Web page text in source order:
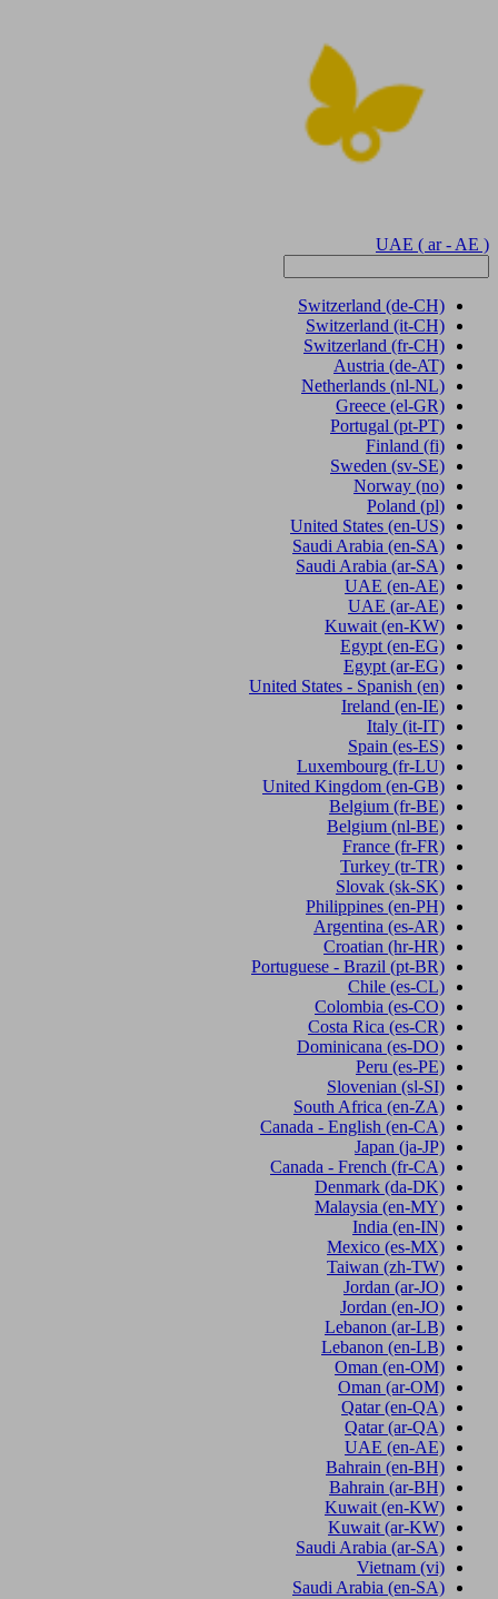
UAE ( ar - AE )
Switzerland (de-CH)
Switzerland (it-CH)
Switzerland (fr-CH)
Austria (de-AT)
Netherlands (nl-NL)
Greece (el-GR)
Portugal (pt-PT)
Finland (fi)
Sweden (sv-SE)
Norway (no)
Poland (pl)
United States (en-US)
Saudi Arabia (en-SA)
Saudi Arabia (ar-SA)
UAE (en-AE)
UAE (ar-AE)
Kuwait (en-KW)
Egypt (en-EG)
Egypt (ar-EG)
United States - Spanish (en)
Ireland (en-IE)
Italy (it-IT)
Spain (es-ES)
Luxembourg (fr-LU)
United Kingdom (en-GB)
Belgium (fr-BE)
Belgium (nl-BE)
France (fr-FR)
Turkey (tr-TR)
Slovak (sk-SK)
Philippines (en-PH)
Argentina (es-AR)
Croatian (hr-HR)
Portuguese - Brazil (pt-BR)
Chile (es-CL)
Colombia (es-CO)
Costa Rica (es-CR)
Dominicana (es-DO)
Peru (es-PE)
Slovenian (sl-SI)
South Africa (en-ZA)
Canada - English (en-CA)
Japan (ja-JP)
Canada - French (fr-CA)
Denmark (da-DK)
Malaysia (en-MY)
India (en-IN)
Mexico (es-MX)
Taiwan (zh-TW)
Jordan (ar-JO)
Jordan (en-JO)
Lebanon (ar-LB)
Lebanon (en-LB)
Oman (en-OM)
Oman (ar-OM)
Qatar (en-QA)
Qatar (ar-QA)
UAE (en-AE)
Bahrain (en-BH)
Bahrain (ar-BH)
Kuwait (en-KW)
Kuwait (ar-KW)
Saudi Arabia (ar-SA)
Vietnam (vi)
Saudi Arabia (en-SA)